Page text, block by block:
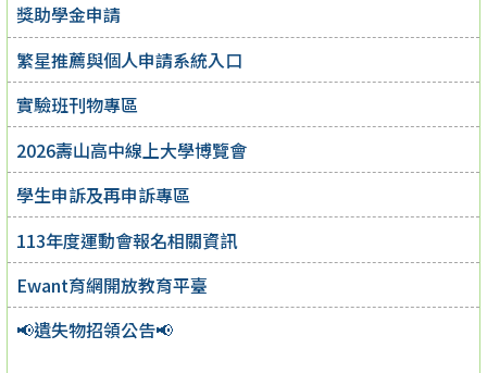
獎助學金申請
繁星推薦與個人申請系統入口
實驗班刊物專區
2026壽山高中線上大學博覽會
學生申訴及再申訴專區
113年度運動會報名相關資訊
Ewant育網開放教育平臺
📢遺失物招領公告📢